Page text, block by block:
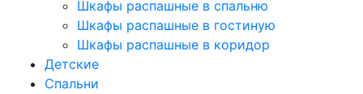
Шкафы распашные в спальню
Шкафы распашные в гостиную
Шкафы распашные в коридор
Детские
Спальни